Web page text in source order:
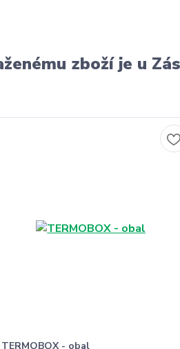
zboží je u
TERMOBOX - obal